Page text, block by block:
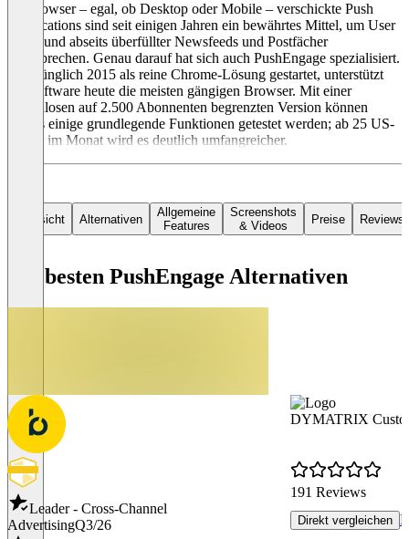
Im Browser – egal, ob Desktop oder Mobile – verschickte Push
Notifications sind seit einigen Jahren ein bewährtes Mittel, um User
direkt und abseits überfüllter Newsfeeds und Postfächer
anzusprechen. Genau darauf hat sich auch PushEngage spezialisiert.
Ursprünglich 2015 als reine Chrome-Lösung gestartet, unterstützt
die Software heute die meisten gängigen Browser. Mit einer
kostenlosen auf 2.500 Abonnenten begrenzten Version können
bereits einige grundlegende Funktionen getestet werden; ab 25 US-
Dollar im Monat wird es deutlich umfangreicher.
Übersicht Alternativen
Allgemeine
Features
Screenshots
& Videos
Preise Reviews
Die besten PushEngage Alternativen
Leader - Cross-Channel
AdvertisingQ3/26
DYMATRIX
191 Reviews
Direkt vergleichen